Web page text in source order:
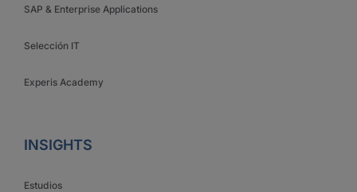
SAP & Enterprise Applications
Selección IT
Experis Academy
INSIGHTS
Estudios